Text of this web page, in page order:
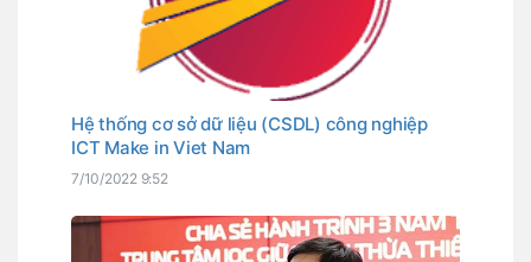
Hệ thống cơ sở dữ liệu (CSDL) công nghiệp
ICT Make in Viet Nam
7/10/2022 9:52